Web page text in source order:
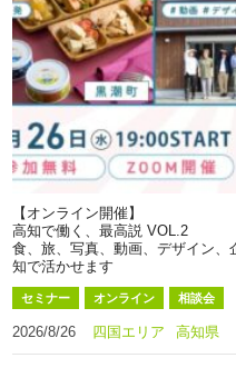
【オンライン開催】
高知で働く、最高説 VOL.2
食、旅、写真、動画、デザイン
知で活かせます
セミナー オンライン 相談会
2026/8/26 四国エリア 高知県